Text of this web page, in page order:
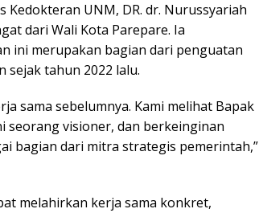
Kedokteran UNM, DR. dr. Nurussyariah
dari Wali Kota Parepare. Ia
ini merupakan bagian dari penguatan
sejak tahun 2022 lalu.
sama sebelumnya. Kami melihat Bapak
seorang visioner, dan berkeinginan
bagian dari mitra strategis pemerintah,”
melahirkan kerja sama konkret,